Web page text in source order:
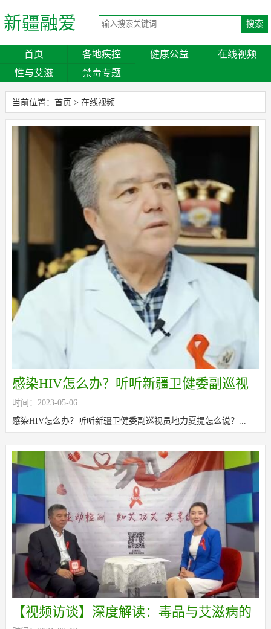
新疆融爱
首页 各地疾控 健康公益
在线视频
性与艾滋
禁毒专题
当前位置： 首页 > 在线视频
感染HIV怎么办？听听新疆卫健委副巡视
员地力夏提怎么说？
时间：2023-05-06
感染HIV怎么办？听听新疆卫健委副巡视员地力夏提怎么说？...
【视频访谈】深度解读：毒品与艾滋病的